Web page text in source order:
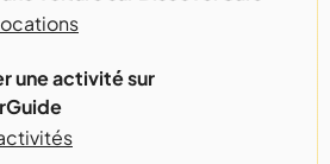
une activité sur